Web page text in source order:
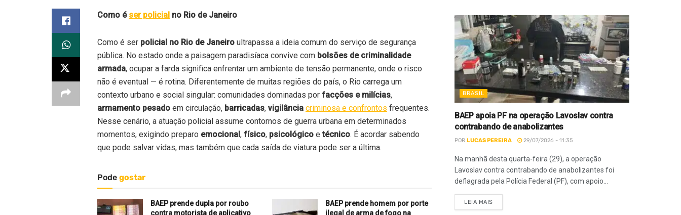
Como é ser policial no Rio de Janeiro
Como é ser policial no Rio de Janeiro ultrapassa a ideia comum do serviço de segurança
pública. No estado onde a paisagem paradisíaca convive com bolsões de criminalidade
armada, ocupar a farda significa enfrentar um ambiente de tensão permanente, onde o risco
não é eventual — é rotina. Diferentemente de muitas regiões do país, o Rio carrega um
contexto urbano e social singular: comunidades dominadas por facções e milícias,
armamento pesado em circulação, barricadas, vigilância criminosa e confrontos frequentes.
Nesse cenário, a atuação policial assume contornos de guerra urbana em determinados
momentos, exigindo preparo emocional , físico, psicológico etécnico. É acordar sabendo
que pode salvar vidas, mas também que cada saída de viatura pode ser a última.
Pode gostar
BAEP prende dupla por roubo
contra motorista de aplicativo
BAEP prende homem por porte
ilegal de arma de fogo na
BRASIL
BAEP apoia PF na operação Lavoslav contra
contrabando de anabolizantes
POR LUCAS PEREIRA 29/07/2026 - 11:35
Na manhã desta quarta-feira (29), a operação
Lavoslav contra contrabando de anabolizantes foi
deflagrada pela Polícia Federal (PF), com apoio...
LEIA MAIS